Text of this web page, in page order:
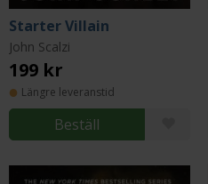
Starter Villain
John Scalzi
199 kr
Längre leveranstid
Beställ